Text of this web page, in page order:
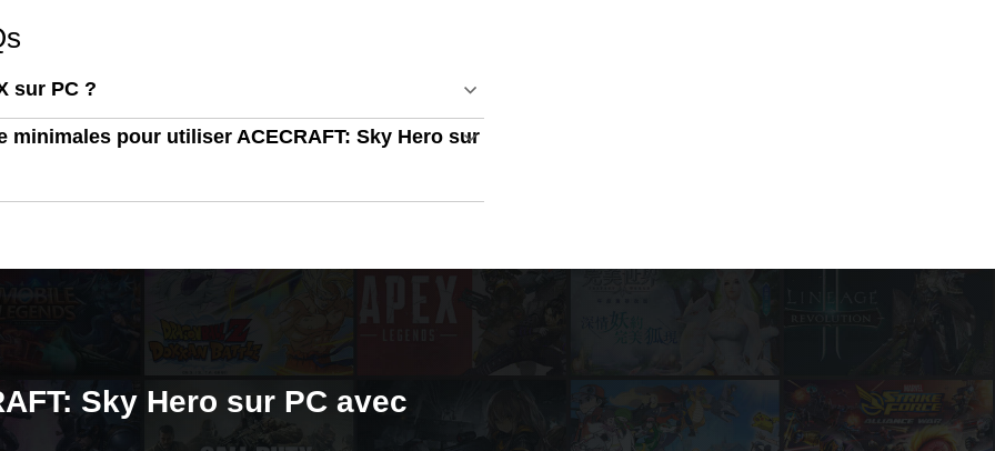
sur PC ?
pour utiliser ACECRAFT: Sky Hero sur
Sky Hero sur PC avec